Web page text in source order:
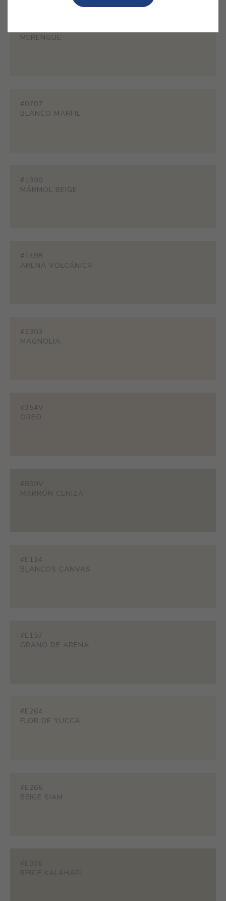
MERENGUE
#0707
BLANCO MARFIL
#1390
MÁRMOL BEIGE
#149B
ARENA VOLCÁNICA
#2303
MAGNOLIA
#354V
OREO
#839V
MARRÓN CENIZA
#E124
BLANCOS CANVAS
#E157
GRANO DE ARENA
#E264
FLOR DE YUCCA
#E266
BEIGE SIAM
#E336
BEIGE KALAHARI